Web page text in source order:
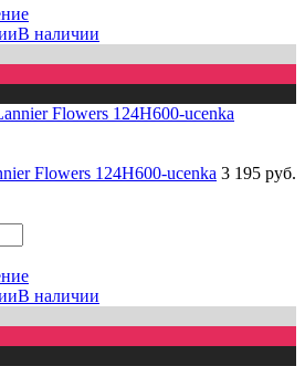
В наличии
Flowers 124H600-ucenka 3 195 руб.
В наличии